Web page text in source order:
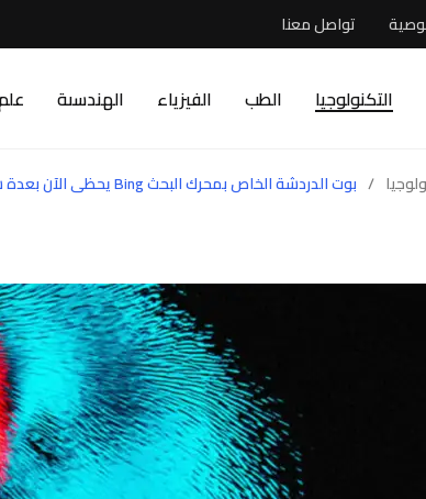
تواصل معنا
التكنولوجيا الطب الفيزياء الهندسىة
/ بوت الدردشة الخاص بمحرك البحث Bing يحظى الآن بعدة شخصيات فريدة